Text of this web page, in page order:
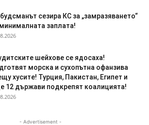
сезира КС за „замразяването“
заплата!
шейхове се ядосаха!
морска и сухопътна офанзива
хусите! Турция, Пакистан, Египет и
12 държави подкрепят коалицията!
- Advertisement -